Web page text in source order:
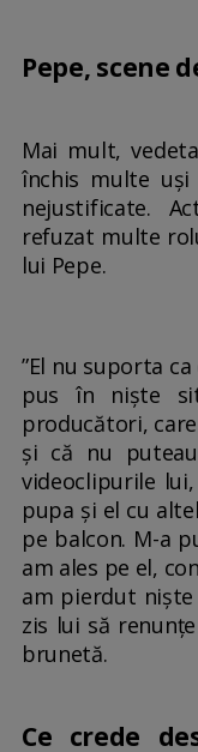
Pepe, scene
Mai mult,
închis multe uși
nejustificate.
refuzat multe
lui Pepe.
”El nu suporta
pus în niște
producători,
și că nu
videoclipurile
pupa și el cu
pe balcon. M-a
am ales pe el,
am pierdut
zis lui să
brunetă.
Ce crede